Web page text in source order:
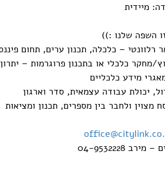
מיידית
השפה שלנו :))
– כלכלה, תכנון ערים, תחום
מחקר כלכלי או בתכנון פרוגרמות – יתרון
מידע כלכליים
יכולת עבודה עצמאית, סדר וארגון
מצוין ולחבר בין מספרים, תכנון ומציאות
04-9532228